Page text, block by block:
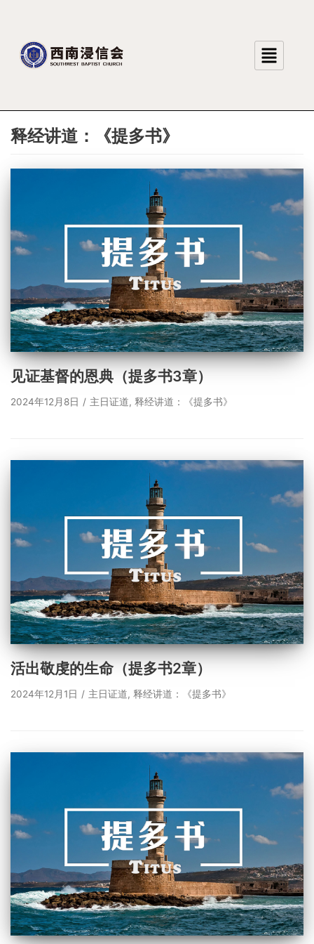
正
释经讲道：《提多书》
见证基督的恩典（提多书3章）
2024年12月8日 主日证道, 释经讲道：《提多书》
活出敬虔的生命（提多书2章）
2024年12月1日 主日证道, 释经讲道：《提多书》